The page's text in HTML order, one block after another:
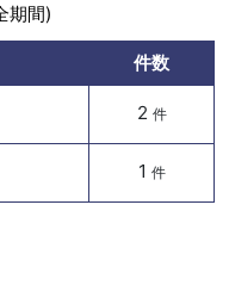
期間)
件数
2 件
1 件